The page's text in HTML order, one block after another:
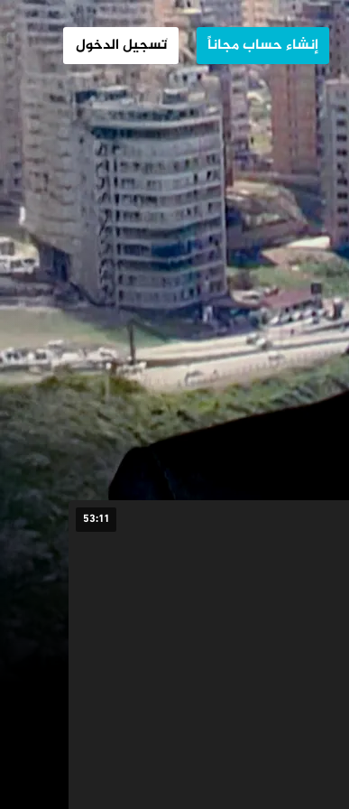
إنشاء حساب مجاناً تسجيل الدخول
53:11
الفلسطينية